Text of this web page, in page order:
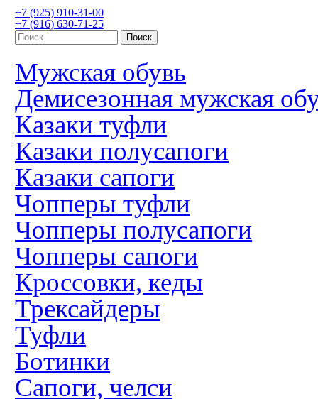
+7 (925) 910-31-00
+7 (916) 630-71-25
Мужская обувь
Демисезонная мужская
Казаки туфли
Казаки полусапоги
Казаки сапоги
Чопперы туфли
Чопперы полусапоги
Чопперы сапоги
Кроссовки, кеды
Трексайдеры
Туфли
Ботинки
Сапоги, челси